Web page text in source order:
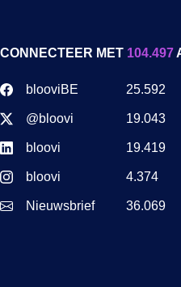
CONNECTEER MET 104.497
blooviBE 25.592
@bloovi 19.043
bloovi 19.419
bloovi 4.374
Nieuwsbrief 36.069